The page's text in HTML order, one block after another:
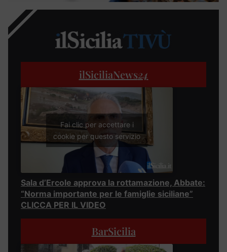
ilSiciliaNews24
Fai clic per accettare i
cookie per questo servizio
Sala d’Ercole approva la rottamazione, Abbate:
“Norma importante per le famiglie siciliane”
CLICCA PER IL VIDEO
BarSicilia